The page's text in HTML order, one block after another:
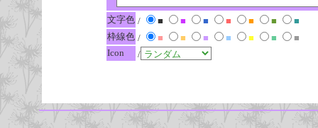
文字色 / ■ ■ ■ ■ ■ ■
■
枠線色 / ■ ■ ■ ■ ■ ■
■
Icon
/